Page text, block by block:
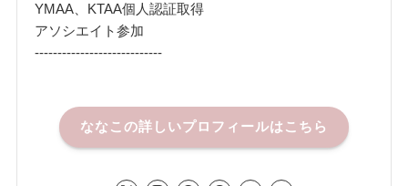
YMAA、KTAA個人認証取得
アソシエイト参加
----------------------------
ななこの詳しいプロフィールはこちら